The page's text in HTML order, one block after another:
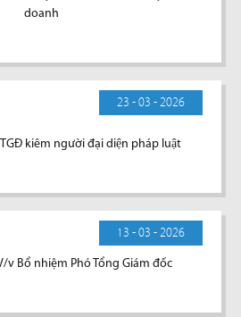
doanh
23 - 03 - 2026
TGĐ kiêm người đại diện pháp luật
13 - 03 - 2026
v Bổ nhiệm Phó Tổng Giám đốc